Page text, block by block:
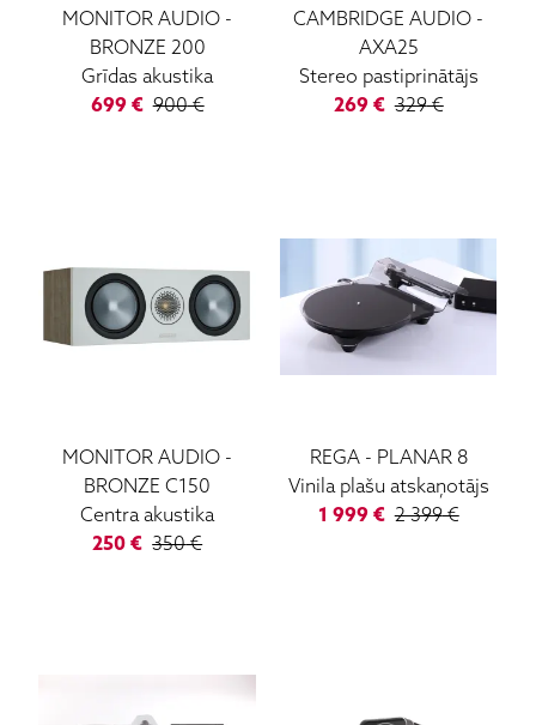
MONITOR AUDIO -
BRONZE 200
Grīdas akustika
699€ 900€
CAMBRIDGE AUDIO -
AXA25
Stereo pastiprinātājs
269€ 329€
MONITOR AUDIO -
BRONZE C150
Centra akustika
250 € 350€
REGA- PLANAR 8
Vinila plašu atskaņotājs
1 999€ 2 399€